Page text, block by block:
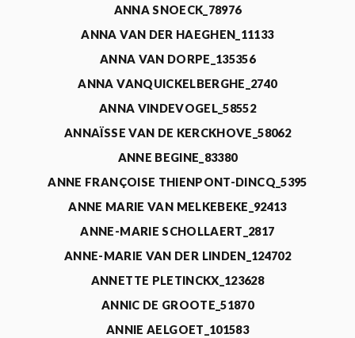
ANNA SNOECK_78976
ANNA VAN DER HAEGHEN_11133
ANNA VAN DORPE_135356
ANNA VANQUICKELBERGHE_2740
ANNA VINDEVOGEL_58552
ANNAÏSSE VAN DE KERCKHOVE_58062
ANNE BEGINE_83380
ANNE FRANÇOISE THIENPONT-DINCQ_5395
ANNE MARIE VAN MELKEBEKE_92413
ANNE-MARIE SCHOLLAERT_2817
ANNE-MARIE VAN DER LINDEN_124702
ANNETTE PLETINCKX_123628
ANNIC DE GROOTE_51870
ANNIE AELGOET_101583